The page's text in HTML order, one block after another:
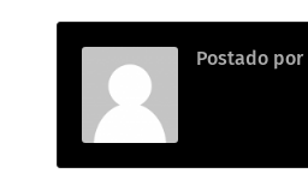
Postado por